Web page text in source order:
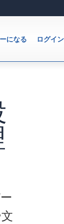
ログイン
になる